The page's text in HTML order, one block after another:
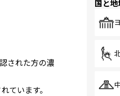
された方の濃
ています。
国と